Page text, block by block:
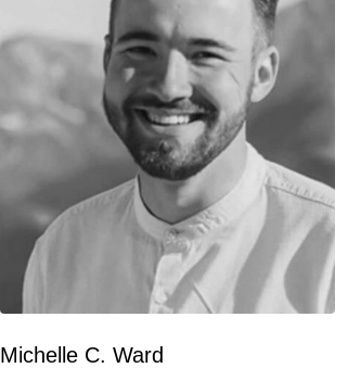
Michelle C. Ward